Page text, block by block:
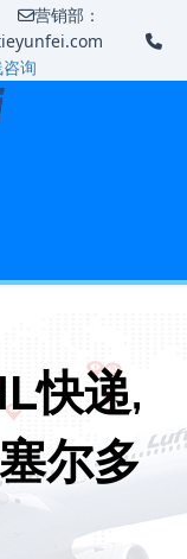
营销部：
询
快递,
尔多